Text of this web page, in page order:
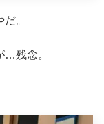
。
…残念。